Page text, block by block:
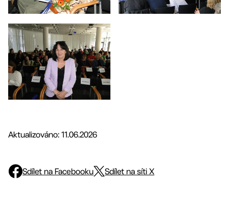
Aktualizováno: 11.06.2026
Sdílet na Facebooku Sdílet na síti X